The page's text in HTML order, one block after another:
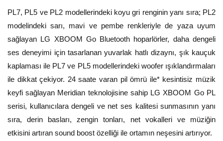
PL7, PL5 ve PL2 modellerindeki koyu gri renginin yanı sıra; PL2
modelindeki sarı, mavi ve pembe renkleriyle de yaza uyum
sağlayan LG XBOOM Go Bluetooth hoparlörler, daha dengeli
ses deneyimi için tasarlanan yuvarlak hatlı dizaynı, şık kauçuk
kaplaması ile PL7 ve PL5 modellerindeki woofer ışıklandırmaları
ile dikkat çekiyor. 24 saate varan pil ömrü ile* kesintisiz müzik
keyfi sağlayan Meridian teknolojisine sahip LG XBOOM Go PL
serisi, kullanıcılara dengeli ve net ses kalitesi sunmasının yanı
sıra, derin basları, zengin tonları, net vokalleri ve müziğin
etkisini artıran sound boost özelliği ile ortamın neşesini artırıyor.